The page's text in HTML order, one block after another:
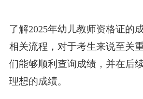
了解2025年幼儿教师资格证的
相关流程，对于考生来说至关
们能够顺利查询成绩，并在后
理想的成绩。